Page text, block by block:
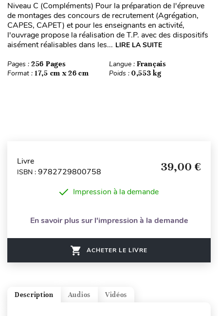
Niveau C (Compléments) Pour la préparation de l'épreuve
de montages des concours de recrutement (Agrégation,
CAPES, CAPET) et pour les enseignants en activité,
l'ouvrage propose la réalisation de T.P. avec des dispositifs
aisément réalisables dans les... LIRE LA SUITE
Pages : 256 Pages Langue : Français
Format : 17,5 cm x 26 cm Poids : 0,553 kg
Livre
ISBN : 9782729800758 39,00 €
Impression à la demande
En savoir plus sur l'impression à la demande
ACHETER LE LIVRE
Vidéos
Audios
Description